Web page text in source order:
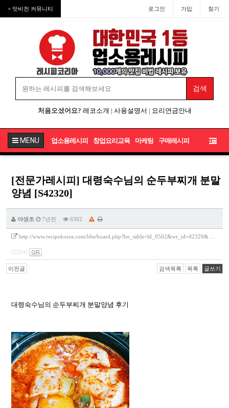
+ 맛비전 커뮤니티 로그인 가입 찾기
처음오셨어요? 레코소개 | 사용설명서 | 요리연금안내
MENU 업소용레시피 창업요리교육 마케팅 구매레시피
[전문가레시피] 대령숙수님의 순두부찌개 분말
양념 [S42320]
야생초 7년전 6302
http://www.recipekorea.com/bbs/board.php?bo_table=ld_0502&wr_id=42320&…
(2224)
이전글 검색목록 목록 글쓰기
대령숙수님의 순두부찌개 분말양념 후기